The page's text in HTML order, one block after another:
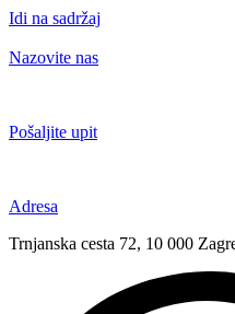
Idi na sadržaj
Nazovite nas
Pošaljite upit
Adresa
Trnjanska cesta 72, 10 000